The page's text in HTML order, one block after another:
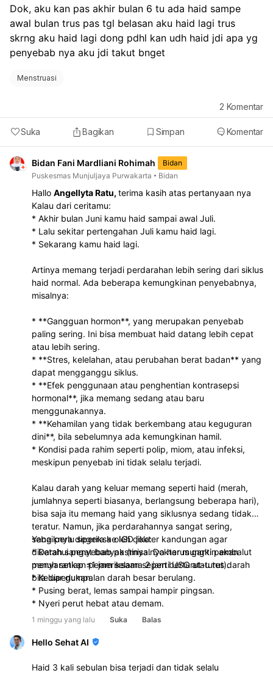
Dok, aku kan pas akhir bulan 6 tu ada haid sampe
awal bulan trus pas tgl belasan aku haid lagi trus
skrng aku haid lagi dong pdhl kan udh haid jdi apa yg
penyebab nya aku jdi takut bnget
Menstruasi
Suka Bagikan Simpan Komentar
2 Komentar
Bidan Fani Mardliani Rohimah
Bidan
Puskesmas Munjuljaya Purwakarta
Bidan
Hallo Angellyta Ratu, terima kasih atas pertanyaan nya
Kalau dari ceritamu:
* Akhir bulan Juni kamu haid sampai awal Juli.
* Lalu sekitar pertengahan Juli kamu haid lagi.
* Sekarang kamu haid lagi.
Artinya memang terjadi perdarahan lebih sering dari siklus
haid normal. Ada beberapa kemungkinan penyebabnya,
misalnya:
* **Gangguan hormon**, yang merupakan penyebab
paling sering. Ini bisa membuat haid datang lebih cepat
atau lebih sering.
* **Stres, kelelahan, atau perubahan berat badan** yang
dapat mengganggu siklus.
* **Efek penggunaan atau penghentian kontrasepsi
hormonal**, jika memang sedang atau baru
menggunakannya.
* **Kehamilan yang tidak berkembang atau keguguran
dini**, bila sebelumnya ada kemungkinan hamil.
* Kondisi pada rahim seperti polip, miom, atau infeksi,
meskipun penyebab ini tidak selalu terjadi.
Kalau darah yang keluar memang seperti haid (merah,
jumlahnya seperti biasanya, berlangsung beberapa hari),
bisa saja itu memang haid yang siklusnya sedang tidak
teratur. Namun, jika perdarahannya sangat sering,
sebaiknya diperiksa oleh dokter kandungan agar
diketahui penyebab pastinya. Dokter mungkin akan
menyarankan pemeriksaan seperti USG atau tes darah
bila diperlukan.
Yang perlu segera ke IGD jika:
* Darah sangat banyak (misalnya harus ganti pembalut
penuh setiap ≤1 jam selama 2 jam berturut-turut).
* Keluar gumpalan darah besar berulang.
* Pusing berat, lemas sampai hampir pingsan.
* Nyeri perut hebat atau demam.
1 minggu yang lalu Suka Balas
Hello Sehat AI
Haid 3 kali sebulan bisa terjadi dan tidak selalu